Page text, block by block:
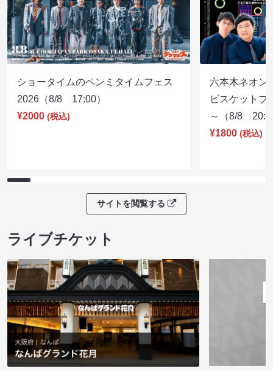
ショータイムのペンミタイムフェス
2026（8/8 17:00）
¥2000 (税込)
六本木ネオン
ビスケットブ
～（8/8
¥1800 (税込)
サイトを閲覧する
ライブチケット